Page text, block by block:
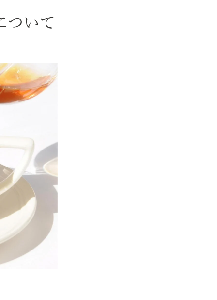
ついて